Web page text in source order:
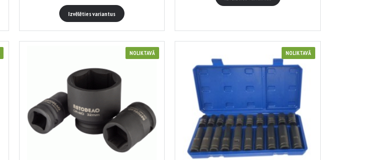
Izvēlēties variantus
NOLIKTAVĀ NOLIKTAVĀ